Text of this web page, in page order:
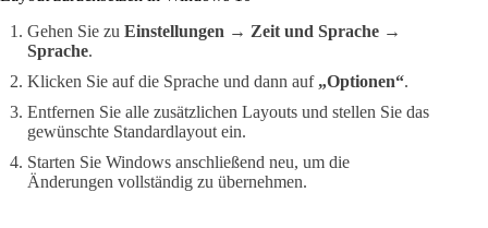
Gehen Sie zu Einstellungen → Zeit und Sprache →
Sprache.
Klicken Sie auf die Sprache und dann auf „Optionen“.
Entfernen Sie alle zusätzlichen Layouts und stellen Sie das
gewünschte Standardlayout ein.
Starten Sie Windows anschließend neu, um die
Änderungen vollständig zu übernehmen.